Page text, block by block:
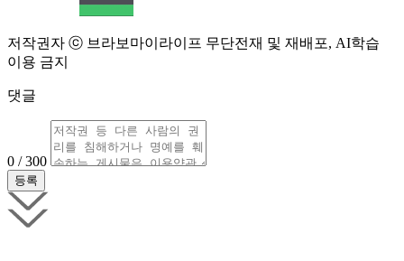
저작권자 ⓒ 브라보마이라이프 무단전재 및 재배포, AI학습
이용 금지
댓글
0 / 300